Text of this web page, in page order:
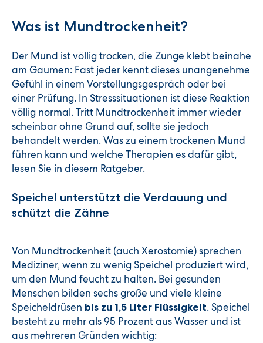
Was ist Mundtrockenheit?
Der Mund ist völlig trocken, die Zunge klebt beinahe
am Gaumen: Fast jeder kennt dieses unangenehme
Gefühl in einem Vorstellungsgespräch oder bei
einer Prüfung. In Stresssituationen ist diese Reaktion
völlig normal. Tritt Mundtrockenheit immer wieder
scheinbar ohne Grund auf, sollte sie jedoch
behandelt werden. Was zu einem trockenen Mund
führen kann und welche Therapien es dafür gibt,
lesen Sie in diesem Ratgeber.
Speichel unterstützt die Verdauung und
schützt die Zähne
Von Mundtrockenheit (auch Xerostomie) sprechen
Mediziner, wenn zu wenig Speichel produziert wird,
um den Mund feucht zu halten. Bei gesunden
Menschen bilden sechs große und viele kleine
Speicheldrüsen bis zu 1,5 Liter Flüssigkeit. Speichel
besteht zu mehr als 95 Prozent aus Wasser und ist
aus mehreren Gründen wichtig: